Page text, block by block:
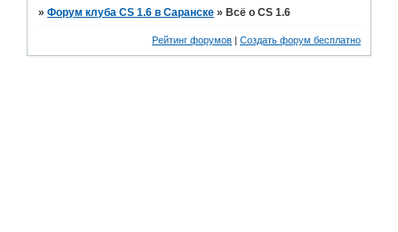
»Форум клуба CS 1.6 в Саранске »Всё о CS 1.6
Рейтинг форумов | Создать форум бесплатно